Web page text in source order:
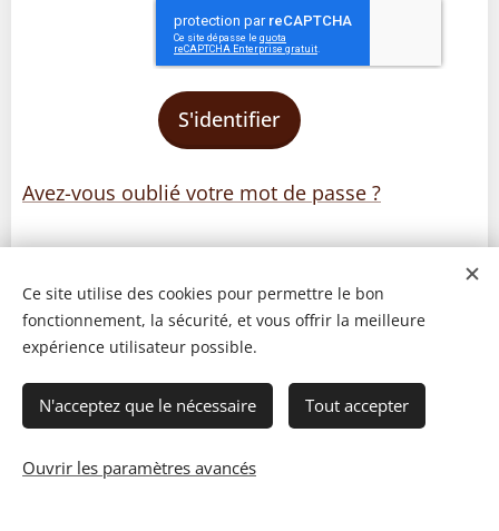
S'identifier
Avez-vous oublié votre mot de passe ?
© 2023 Les recettes d'Henri-Luc. Tous droits réservés.
Ce site utilise des cookies pour permettre le bon
fonctionnement, la sécurité, et vous offrir la meilleure
expérience utilisateur possible.
N'acceptez que le nécessaire Tout accepter
Ouvrir les paramètres avancés